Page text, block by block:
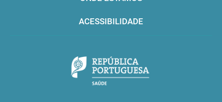
ACESSIBILIDADE